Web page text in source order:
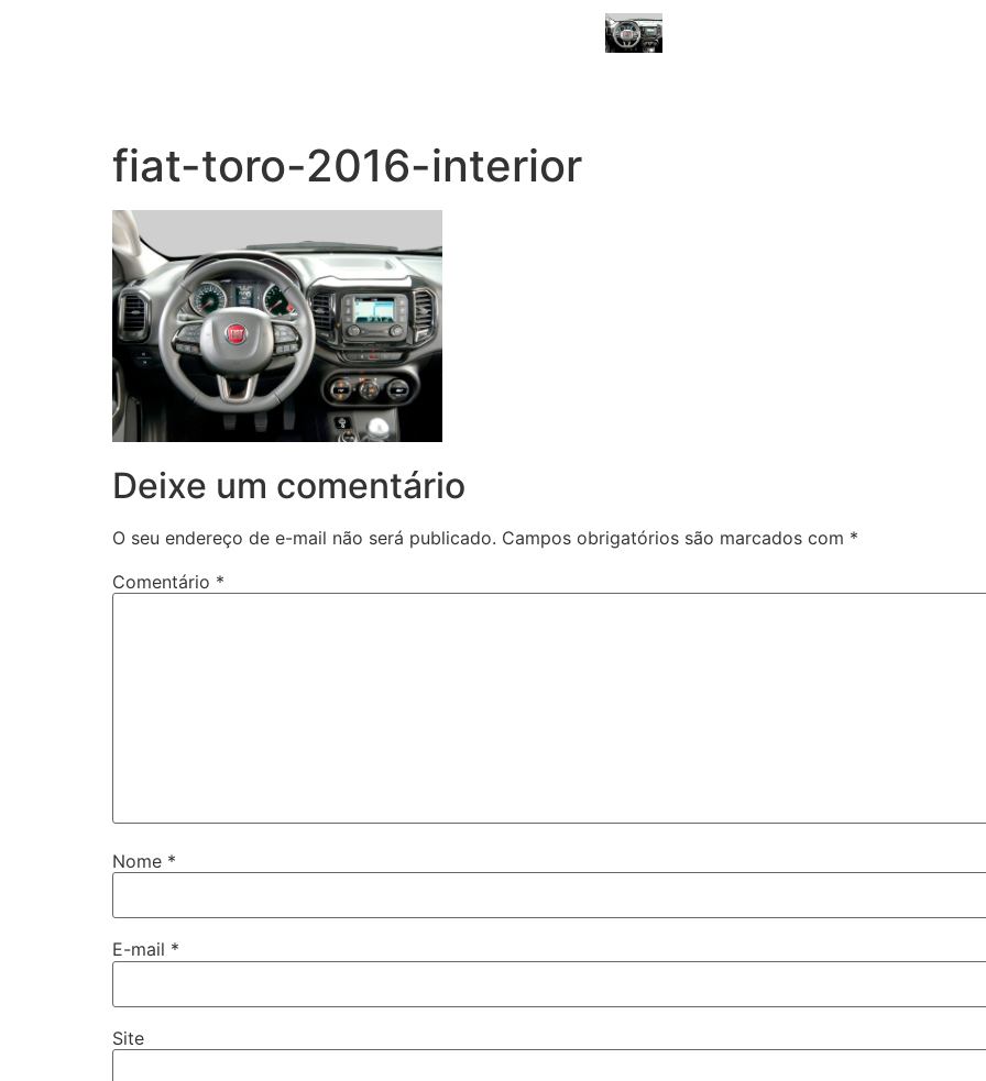
fiat-toro-2016-interior
Deixe um comentário
O seu endereço de e-mail não será publicado. Campos obrigatórios são marcados com *
Comentário *
Nome *
E-mail *
Site